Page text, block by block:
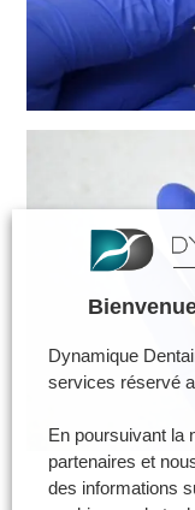
Dynamique
services réservé
En poursuivant la
partenaires et
des informations